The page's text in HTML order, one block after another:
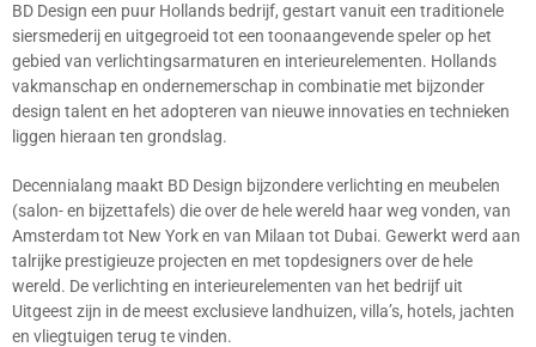
BD Design een puur Hollands bedrijf, gestart vanuit een traditionele
siersmederij en uitgegroeid tot een toonaangevende speler op het
gebied van verlichtingsarmaturen en interieurelementen. Hollands
vakmanschap en ondernemerschap in combinatie met bijzonder
design talent en het adopteren van nieuwe innovaties en technieken
liggen hieraan ten grondslag.
Decennialang maakt BD Design bijzondere verlichting en meubelen
(salon- en bijzettafels) die over de hele wereld haar weg vonden, van
Amsterdam tot New York en van Milaan tot Dubai. Gewerkt werd aan
talrijke prestigieuze projecten en met topdesigners over de hele
wereld. De verlichting en interieurelementen van het bedrijf uit
Uitgeest zijn in de meest exclusieve landhuizen, villa’s, hotels, jachten
en vliegtuigen terug te vinden.